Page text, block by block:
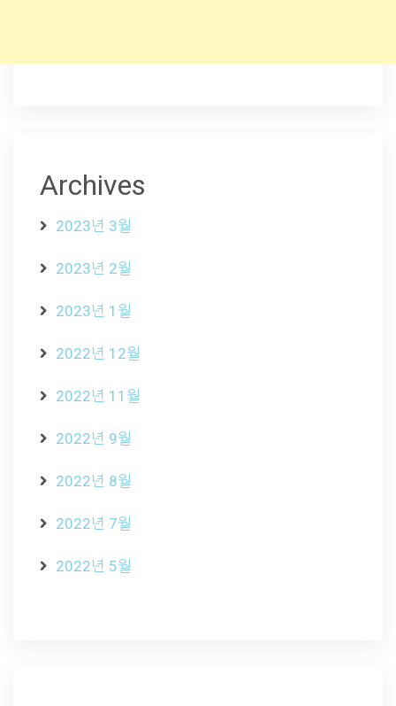
Archives
2023년 3월
2023년 2월
2023년 1월
2022년 12월
2022년 11월
2022년 9월
2022년 8월
2022년 7월
2022년 5월